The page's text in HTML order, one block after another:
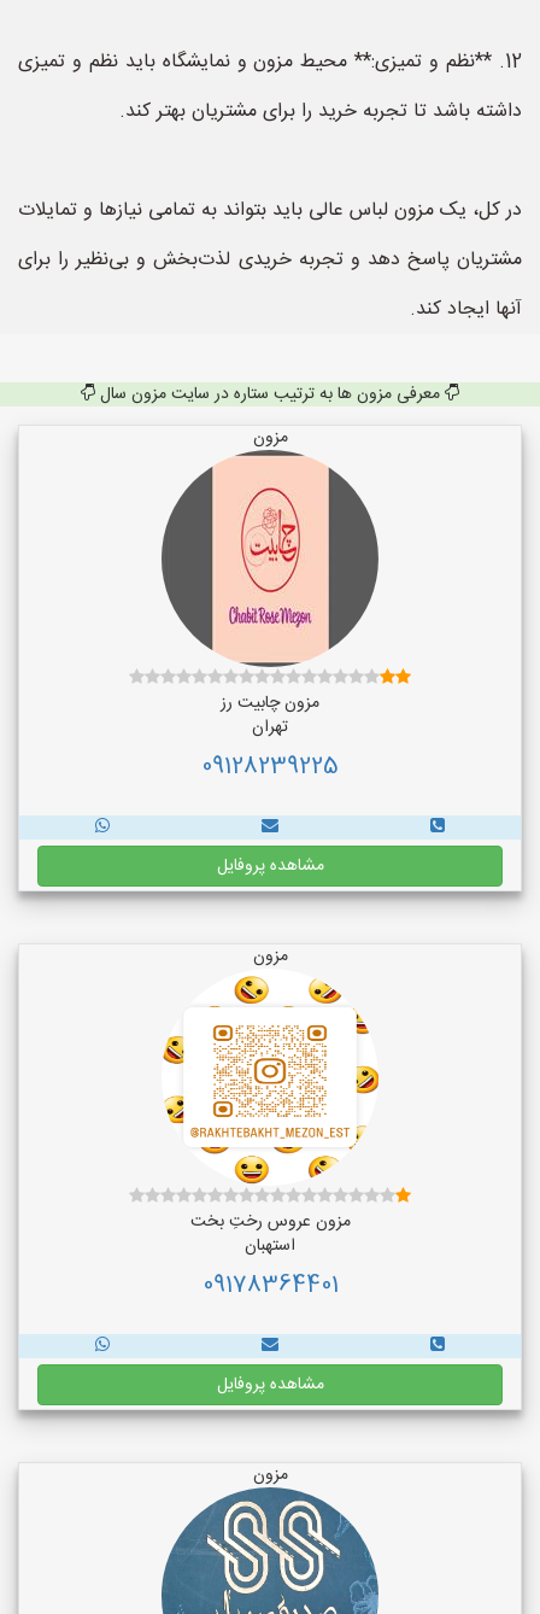
12. **نظم و تمیزی:** محیط مزون و نمایشگاه باید نظم و تمیزی
داشته باشد تا تجربه خرید را برای مشتریان بهتر کند.
در کل، یک مزون لباس عالی باید بتواند به تمامی نیازها و تمایلات
مشتریان پاسخ دهد و تجربه خریدی لذت‌بخش و بی‌نظیر را برای
آنها ایجاد کند.
معرفی مزون ها به ترتیب ستاره در سایت مزون سال
مزون
مزون چابیت رز
تهران
09128239225
مشاهده پروفایل
مزون
مزون عروس رختِ بخت
استهبان
09178364401
مشاهده پروفایل
مزون